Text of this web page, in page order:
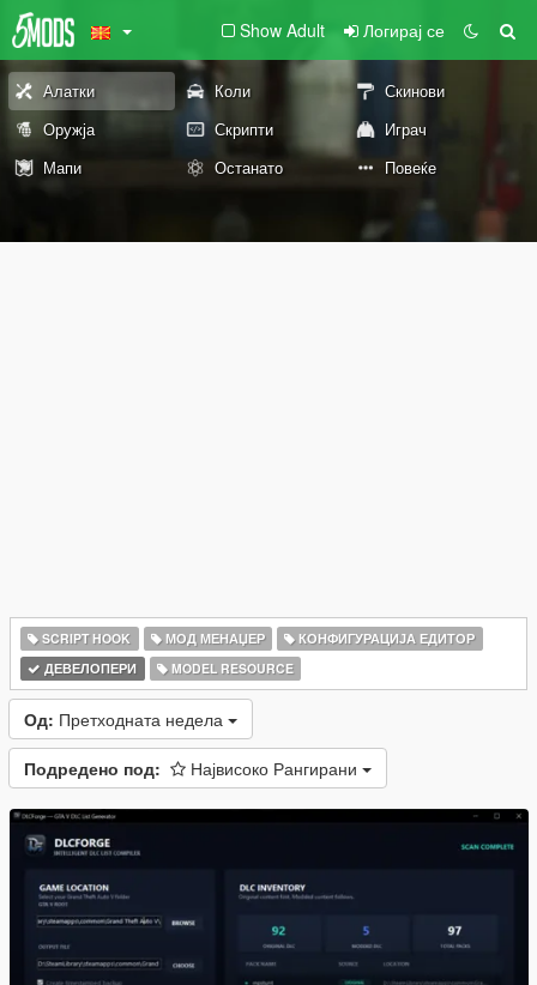
Show Adult Логирај се
Алатки Коли
Скинови
Оружја
Скрипти
Играч
Мапи
Останато Повеќе
SCRIPT HOOK МОД МЕНАЏЕР
КОНФИГУРАЦИЈА ЕДИТОР
ДЕВЕЛОПЕРИ
MODEL RESOURCE
Од: Претходната недела
Подредено под: Највисоко Рангирани